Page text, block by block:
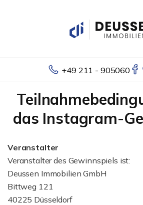
+49 211 - 905060
das Instagram-
Veranstalter
Veranstalter des Gewinnspiels ist:
Deussen Immobilien GmbH
Bittweg 121
40225 Düsseldorf